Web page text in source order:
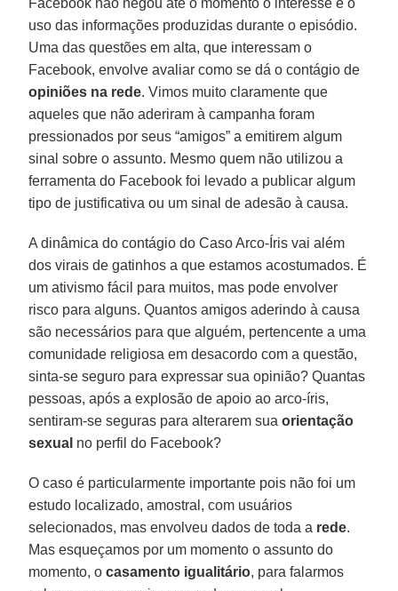
uso das informações produzidas durante o episódio.
Uma das questões em alta, que interessam o
Facebook, envolve avaliar como se dá o contágio de
opiniões na rede. Vimos muito claramente que
aqueles que não aderiram à campanha foram
pressionados por seus “amigos” a emitirem algum
sinal sobre o assunto. Mesmo quem não utilizou a
ferramenta do Facebook foi levado a publicar algum
tipo de justificativa ou um sinal de adesão à causa.
A dinâmica do contágio do Caso Arco-Íris vai além
dos virais de gatinhos a que estamos acostumados. É
um ativismo fácil para muitos, mas pode envolver
risco para alguns. Quantos amigos aderindo à causa
são necessários para que alguém, pertencente a uma
comunidade religiosa em desacordo com a questão,
sinta-se seguro para expressar sua opinião? Quantas
pessoas, após a explosão de apoio ao arco-íris,
sentiram-se seguras para alterarem suaorientação
sexual no perfil do Facebook?
O caso é particularmente importante pois não foi um
estudo localizado, amostral, com usuários
selecionados, mas envolveu dados de toda a rede.
Mas esqueçamos por um momento o assunto do
momento, ocasamento igualitário, para falarmos